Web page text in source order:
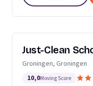
Just-Clean
Groningen, Groningen
10,0Moving Score